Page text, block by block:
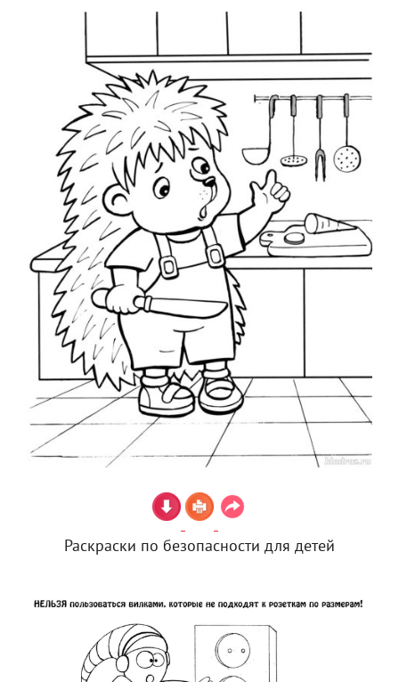
Раскраски по безопасности для детей